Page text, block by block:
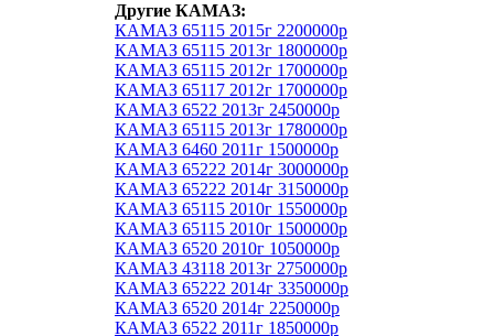
Другие КАМАЗ:
КАМАЗ 65115 2015г 2200000р
КАМАЗ 65115 2013г 1800000р
КАМАЗ 65115 2012г 1700000р
КАМАЗ 65117 2012г 1700000р
КАМАЗ 6522 2013г 2450000р
КАМАЗ 65115 2013г 1780000р
КАМАЗ 6460 2011г 1500000р
КАМАЗ 65222 2014г 3000000р
КАМАЗ 65222 2014г 3150000р
КАМАЗ 65115 2010г 1550000р
КАМАЗ 65115 2010г 1500000р
КАМАЗ 6520 2010г 1050000р
КАМАЗ 43118 2013г 2750000р
КАМАЗ 65222 2014г 3350000р
КАМАЗ 6520 2014г 2250000р
КАМАЗ 6522 2011г 1850000р